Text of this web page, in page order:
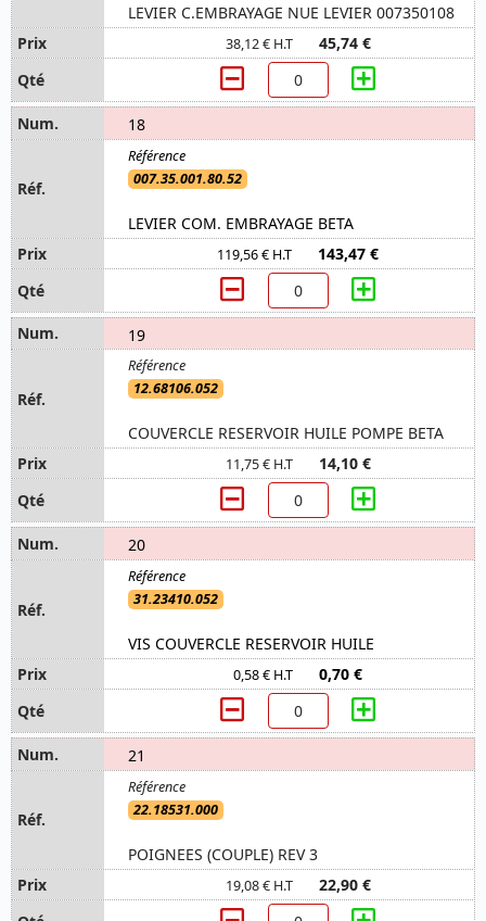
LEVIER C.EMBRAYAGE NUE LEVIER 007350108
38,12 € H.T 45,74 €
18
007.35.001.80.52
LEVIER COM. EMBRAYAGE BETA
119,56 € H.T 143,47 €
19
12.68106.052
COUVERCLE RESERVOIR HUILE POMPE BETA
11,75 € H.T 14,10 €
20
31.23410.052
VIS COUVERCLE RESERVOIR HUILE
0,58 € H.T 0,70 €
21
22.18531.000
POIGNEES (COUPLE) REV 3
19,08 € H.T 22,90 €